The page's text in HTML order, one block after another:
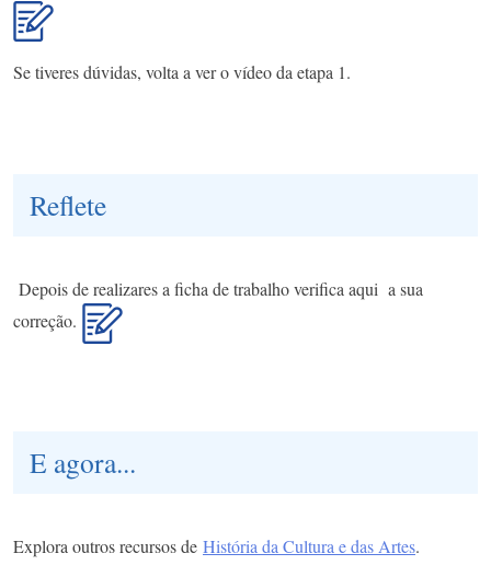
Se tiveres dúvidas, volta a ver o vídeo da etapa 1.
Reflete
Depois de realizares a ficha de trabalho verifica aqui a sua
correção.
E agora...
Explora outros recursos de História da Cultura e das Artes.